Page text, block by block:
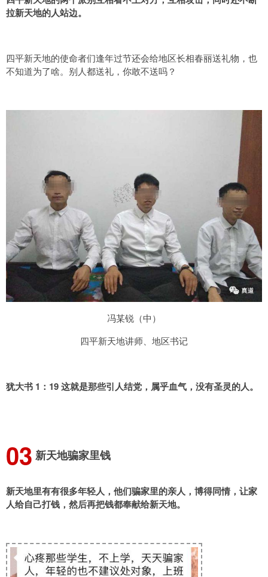
拉新天地的人站边。
四平新天地的使命者们逢年过节还会给地区长相春丽送礼物，也
不知道为了啥。别人都送礼，你敢不送吗？
冯某锐（中）
四平新天地讲师、地区书记
犹大书 1：19 这就是那些引人结党，属乎血气，没有圣灵的人。
03 新天地骗家里钱
新天地里有有很多年轻人，他们骗家里的亲人，博得同情，让家
人给自己打钱，然后再把钱都奉献给新天地。